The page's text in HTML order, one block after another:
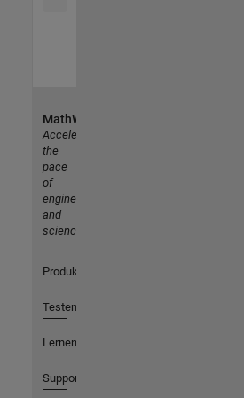
MathWorks
Accelerating
the
pace
of
engineering
and
science
Produkte
Testen oder Kaufen
Lernen
Support